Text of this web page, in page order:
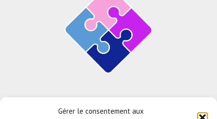
Gérer le consentement aux